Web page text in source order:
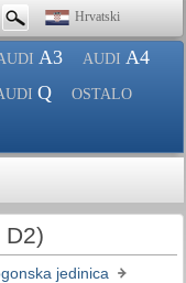
Hrvatski
A3 AUDI A4
Q OSTALO
D2)
jedinica